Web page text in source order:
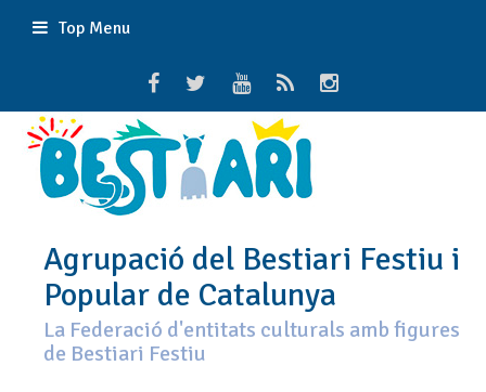
Top Menu
Agrupació del Bestiari Festiu i
Popular de Catalunya
La Federació d'entitats culturals amb figures
de Bestiari Festiu